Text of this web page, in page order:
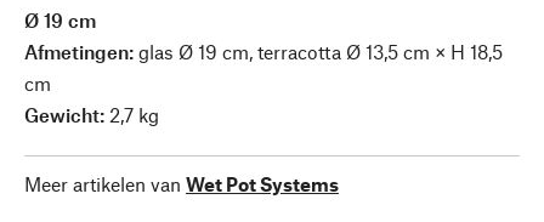
Ø 19 cm
Afmetingen: glas Ø 19 cm, terracotta Ø 13,5 cm × H 18,5
cm
Gewicht: 2,7 kg
Meer artikelen van Wet Pot Systems